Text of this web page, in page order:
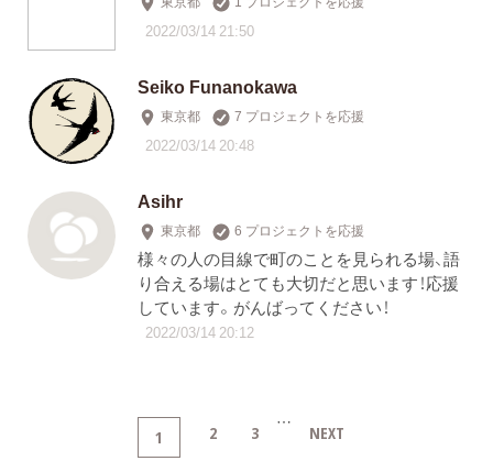
2022/03/14 21:50
Seiko Funanokawa
東京都 7 プロジェクトを応援
2022/03/14 20:48
Asihr
東京都 6 プロジェクトを応援
様々の人の目線で町のことを見られる場、語
り合える場はとても大切だと思います！応援
しています。がんばってください！
2022/03/14 20:12
1 2 3 … NEXT